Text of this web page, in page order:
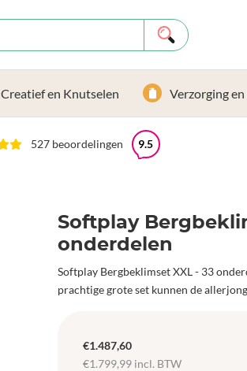
Creatief en Knutselen Verzorging
527 beoordelingen 9.5
Softplay
onderdelen
Softplay Bergbeklimset XXL - 33
prachtige grote set kunnen de
€1.487,60
€1.799,99 incl. BTW